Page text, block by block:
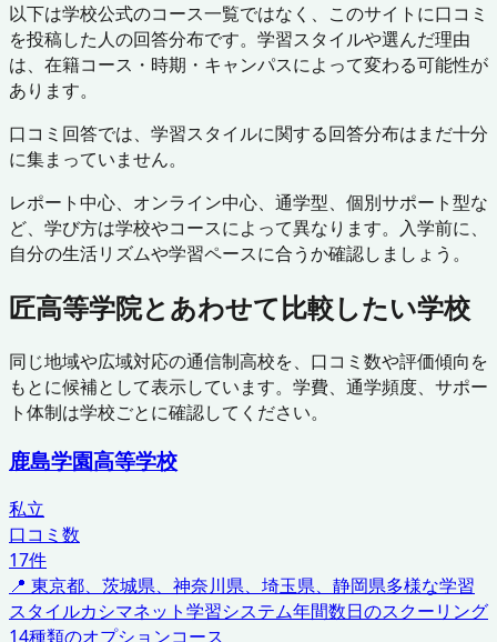
以下は学校公式のコース一覧ではなく、このサイトに口コミ
を投稿した人の回答分布です。学習スタイルや選んだ理由
は、在籍コース・時期・キャンパスによって変わる可能性が
あります。
口コミ回答では、学習スタイルに関する回答分布はまだ十分
に集まっていません。
レポート中心、オンライン中心、通学型、個別サポート型な
ど、学び方は学校やコースによって異なります。入学前に、
自分の生活リズムや学習ペースに合うか確認しましょう。
匠高等学院とあわせて比較したい学校
同じ地域や広域対応の通信制高校を、口コミ数や評価傾向を
もとに候補として表示しています。学費、通学頻度、サポー
ト体制は学校ごとに確認してください。
鹿島学園高等学校
私立
口コミ数
17件
📍 東京都、茨城県、神奈川県、埼玉県、静岡県多様な学習
スタイルカシマネット学習システム年間数日のスクーリング
14種類のオプションコース